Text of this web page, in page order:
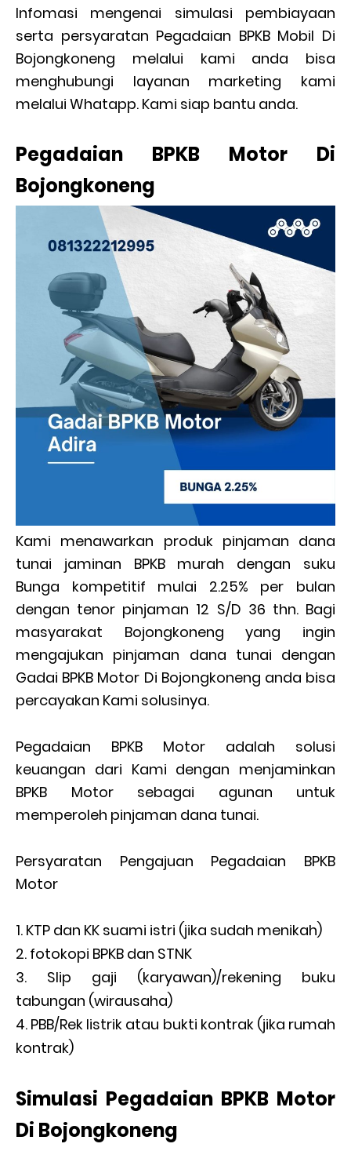
Infomasi mengenai simulasi pembiayaan
serta persyaratan Pegadaian BPKB Mobil Di
Bojongkoneng melalui kami anda bisa
menghubungi layanan marketing kami
melalui Whatapp. Kami siap bantu anda.
Pegadaian BPKB Motor Di
Bojongkoneng
Kami menawarkan produk pinjaman dana
tunai jaminan BPKB murah dengan suku
Bunga kompetitif mulai 2.25% per bulan
dengan tenor pinjaman 12 S/D 36 thn. Bagi
masyarakat Bojongkoneng yang ingin
mengajukan pinjaman dana tunai dengan
Gadai BPKB Motor Di Bojongkoneng anda bisa
percayakan Kami solusinya.
Pegadaian BPKB Motor adalah solusi
keuangan dari Kami dengan menjaminkan
BPKB Motor sebagai agunan untuk
memperoleh pinjaman dana tunai.
Persyaratan Pengajuan Pegadaian BPKB
Motor
KTP dan KK suami istri (jika sudah menikah)
fotokopi BPKB dan STNK
Slip gaji (karyawan)/rekening buku
tabungan (wirausaha)
PBB/Rek listrik atau bukti kontrak (jika rumah
kontrak)
Simulasi Pegadaian BPKB Motor
Di Bojongkoneng